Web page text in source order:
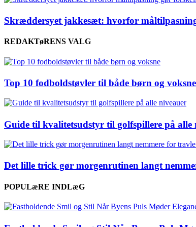
Skræddersyet jakkesæt: hvorfor
REDAKTøRENS VALG
Top 10 fodboldstøvler til både børn og voksne
Guide til kvalitetsudstyr til golfspillere på alle
Det lille trick gør morgenrutinen langt
POPULæRE INDLæG